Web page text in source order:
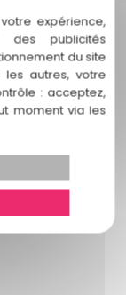
expérience,
des publicités
du site
les autres, votre
: acceptez,
moment via les